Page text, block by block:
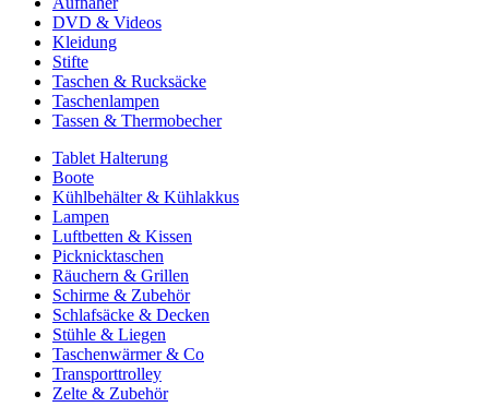
DVD & Videos
Kleidung
Stifte
Taschen & Rucksäcke
Taschenlampen
Tassen & Thermobecher
Tablet Halterung
Boote
Kühlbehälter & Kühlakkus
Lampen
Luftbetten & Kissen
Picknicktaschen
Räuchern & Grillen
Schirme & Zubehör
Schlafsäcke & Decken
Stühle & Liegen
Taschenwärmer & Co
Transporttrolley
Zelte & Zubehör